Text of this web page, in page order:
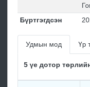
Бүртгэгдсэн
Удмын мод Үр
5 үе дотор